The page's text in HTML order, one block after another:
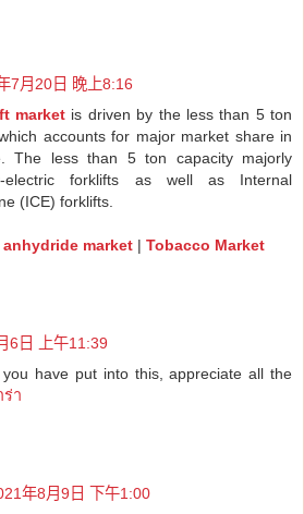
7月20日 晚上8:16
market is driven by the less than 5 ton
accounts for major market share in
The less than 5 ton capacity majorly
electric forklifts as well as Internal
(ICE) forklifts.
market | Tobacco Market
6日 上午11:39
have put into this, appreciate all the
า
年8月9日 下午1:00